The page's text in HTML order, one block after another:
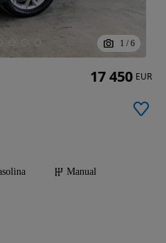
1 / 6
Manual
17 450 EUR